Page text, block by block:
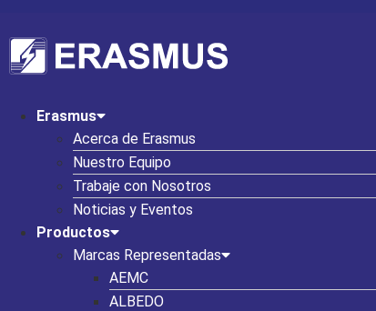
Erasmus
Acerca de Erasmus
Nuestro Equipo
Trabaje con Nosotros
Noticias y Eventos
Productos
Marcas Representadas
AEMC
ALBEDO